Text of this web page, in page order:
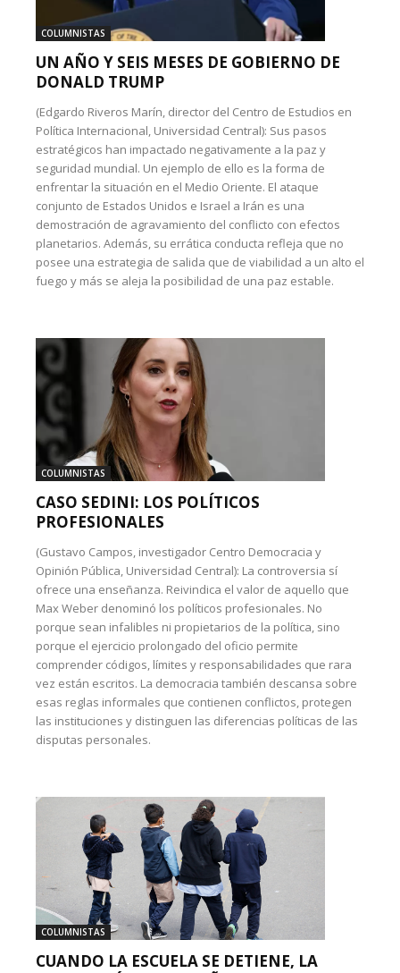
COLUMNISTAS
UN AÑO Y SEIS MESES DE GOBIERNO DE
DONALD TRUMP
(Edgardo Riveros Marín, director del Centro de Estudios en
Política Internacional, Universidad Central): Sus pasos
estratégicos han impactado negativamente a la paz y
seguridad mundial. Un ejemplo de ello es la forma de
enfrentar la situación en el Medio Oriente. El ataque
conjunto de Estados Unidos e Israel a Irán es una
demostración de agravamiento del conflicto con efectos
planetarios. Además, su errática conducta refleja que no
posee una estrategia de salida que de viabilidad a un alto el
fuego y más se aleja la posibilidad de una paz estable.
COLUMNISTAS
CASO SEDINI: LOS POLÍTICOS
PROFESIONALES
(Gustavo Campos, investigador Centro Democracia y
Opinión Pública, Universidad Central): La controversia sí
ofrece una enseñanza. Reivindica el valor de aquello que
Max Weber denominó los políticos profesionales. No
porque sean infalibles ni propietarios de la política, sino
porque el ejercicio prolongado del oficio permite
comprender códigos, límites y responsabilidades que rara
vez están escritos. La democracia también descansa sobre
esas reglas informales que contienen conflictos, protegen
las instituciones y distinguen las diferencias políticas de las
disputas personales.
COLUMNISTAS
CUANDO LA ESCUELA SE DETIENE, LA